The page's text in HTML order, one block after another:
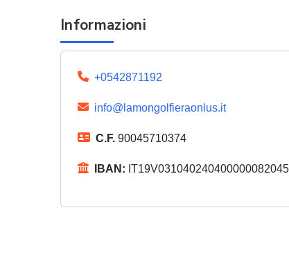
Informazioni
+0542871192
info@lamongolfieraonlus.it
C.F. 90045710374
IBAN: